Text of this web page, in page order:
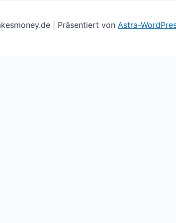
| Präsentiert von Astra-